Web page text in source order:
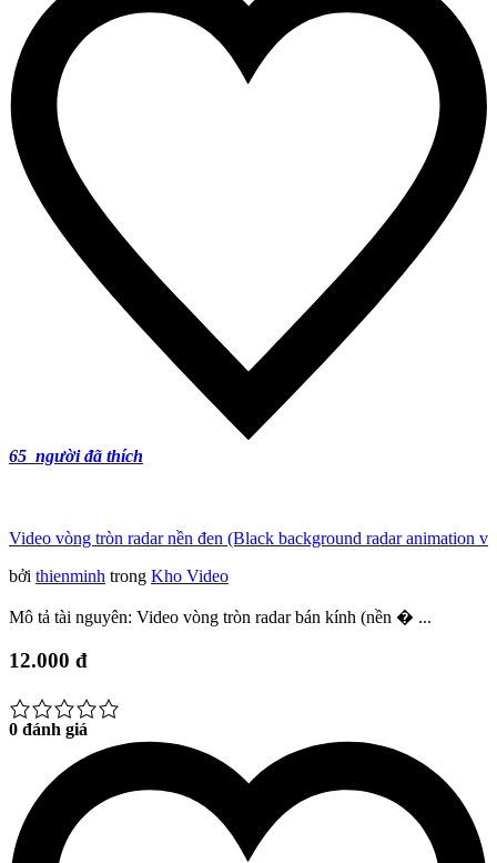
65 người đã thích
Video vòng tròn radar nền đen (Black background radar animation v
bởi thienminh trong Kho Video
Mô tả tài nguyên: Video vòng tròn radar bán kính (nền � ...
12.000 đ
0 đánh giá